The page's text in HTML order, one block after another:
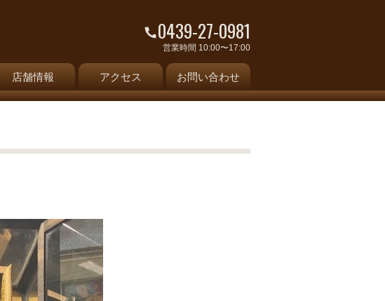
0439-27-0981
営業時間 10:00〜17:00
店舗情報 アクセス お問い合わせ